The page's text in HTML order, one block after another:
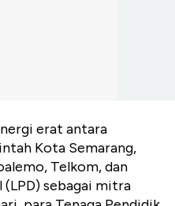
erat antara
Kota Semarang,
Telkom, dan
sebagai mitra